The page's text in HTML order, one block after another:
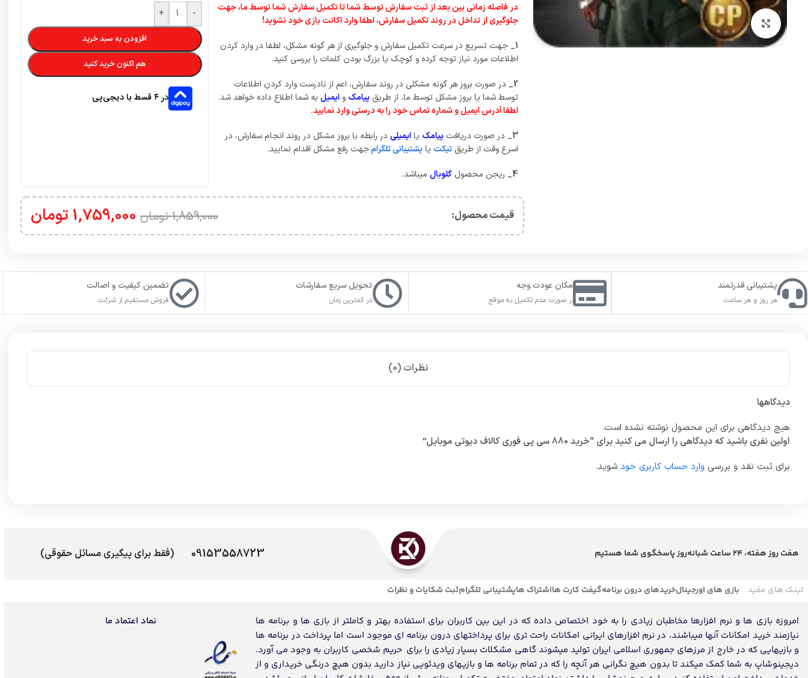
بزرگنمایی تصویر
در فاصله زمانی بین بعد از ثبت سفارش توسط شما تا تکمیل سفارش شما توسط ما، جهت
جلوگیری از تداخل در روند تکمیل سفارش، لطفا وارد اکانت بازی خود نشوید!
1_ جهت تسریع در سرعت تکمیل سفارش و جلوگیری از هر گونه مشکل، لطفا در وارد کردن
اطلاعات مورد نیاز توجه کرده و کوچک یا بزرگ بودن کلمات را بررسی کنید.
2_
در صورت بروز هر گونه مشکلی در روند سفارش، اعم از نادرست وارد کردن اطلاعات
توسط شما یا بروز مشکل توسط ما، از طریق پیامک و ایمیلبه شما اطلاع داده خواهد شد.
لطفا آدرس ایمیل و شماره تماس خود را به درستی وارد نمایید.
3_
در صورت دریافت پیامک یاایمیلیدر رابطه با بروز مشکل در روند انجام سفارش، در
اسرع وقت از طریق تیکت یا پشتیبانی تلگرامجهت رفع مشکل اقدام نمایید.
4_
ریجن محصول گلوبالمیباشد.
-
+
افزودن به سبد خرید
هم اکنون خرید کنید
در ۴ قسط با دیجی‌پی
قیمت محصول:​ 1,859,000 تومان 1,759,000 تومان
پشتیبانی قدرتمند
هر روز و هر ساعت
امکان عودت وجه
در صورت عدم تکمیل به موقع
تحویل سریع سفارشات
در کمترین زمان
تضمین کیفیت و اصالت
فروش مستقیم از شرکت
نظرات (0)
دیدگاهها
هیچ دیدگاهی برای این محصول نوشته نشده است.
اولین نفری باشید که دیدگاهی را ارسال می کنید برای “خرید 880 سی پی فوری کالاف دیوتی موبایل”
برای ثبت نقد و بررسی وارد حساب کاربری خود شوید.
هفت روز هفته، 24 ساعت شبانه‌روز پاسخگوی شما هستیم 09153558723 (فقط برای پیگیری مسائل حقوقی)
لینک های مفید بازی های اورجینالخریدهای درون برنامهگیفت کارت هااشتراک هاپشتیبانی تلگرامثبت شکایات و نظرات
امروزه بازی ها و نرم افزارها مخاطبان زیادی را به خود اختصاص داده که در این بین کاربران برای استفاده بهتر و کاملتر از بازی ها و برنامه ها
نیازمند خرید امکانات آنها میباشند، در نرم افزارهای ایرانی امکانات راحت تری برای پرداختهای درون برنامه ای موجود است اما پرداخت در برنامه ها
و بازیهایی که در خارج از مرزهای جمهوری اسلامی ایران تولید میشوند گاهی مشکلات بسیار زیادی را برای حریم شخصی کاربران به وجود می آورد.
دیجینوشاپ به شما کمک میکند تا بدون هیچ نگرانی هر آنچه را که در تمام برنامه ها و بازیهای ویدئویی نیاز دارید بدون هیچ درنگی خریداری و از
نماد اعتماد ما